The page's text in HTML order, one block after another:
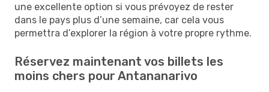
une excellente option si vous prévoyez de rester
dans le pays plus d’une semaine, car cela vous
permettra d’explorer la région à votre propre rythme.
Réservez maintenant vos billets les
moins chers pour Antananarivo